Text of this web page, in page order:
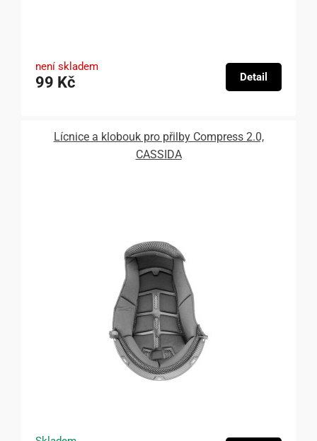
není skladem
99 Kč Detail
Lícnice a klobouk pro přilby Compress 2.0,
CASSIDA